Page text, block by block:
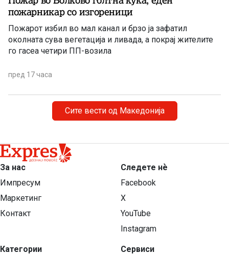
пожарникар со изгореници
Пожарот избил во мал канал и брзо ја зафатил
околната сува вегетација и ливада, а покрај жителите
го гасеа четири ПП-возила
пред 17 часа
Сите вести од Македонија
За нас
Импресум
Маркетинг
Контакт
Категории
Следете нѐ
Facebook
X
YouTube
Instagram
Сервиси